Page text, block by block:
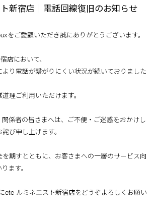
新宿店｜電話回線復旧のお知らせ
をご愛顧いただき誠にありがとうございます。
店において、
より電話が繋がりにくい状況が続いておりました
理ご利用いただけます。
関係者の皆さまへは、ご不便・ご迷惑をおかけし
び申し上げます。
期すとともに、お客さまへの一層のサービス向
ます。
ete ルミネエスト新宿店をどうぞよろしくお願い